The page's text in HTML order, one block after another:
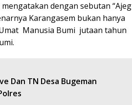
dengan sebutan “Ajeg
Karangasem bukan hanya
Manusia Bumi jutaan tahun
Dan TN Desa Bugeman